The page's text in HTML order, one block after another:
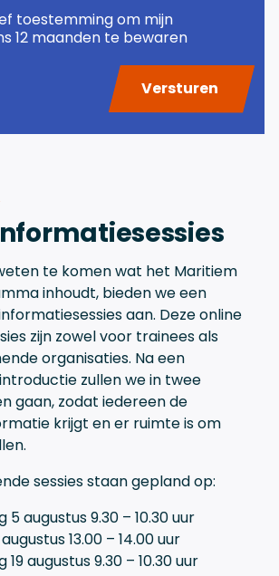
toestemming om mijn
12 maanden te bewaren
Versturen
te komen wat het Maritiem
inhoudt, bieden we een
aan. Deze online
zijn zowel voor trainees als
organisaties. Na een
zullen we in twee
gaan, zodat iedereen de
krijgt en er ruimte is om
sessies staan gepland op:
5 augustus 9.30 – 10.30 uur
13.00 – 14.00 uur
19 augustus 9.30 – 10.30 uur